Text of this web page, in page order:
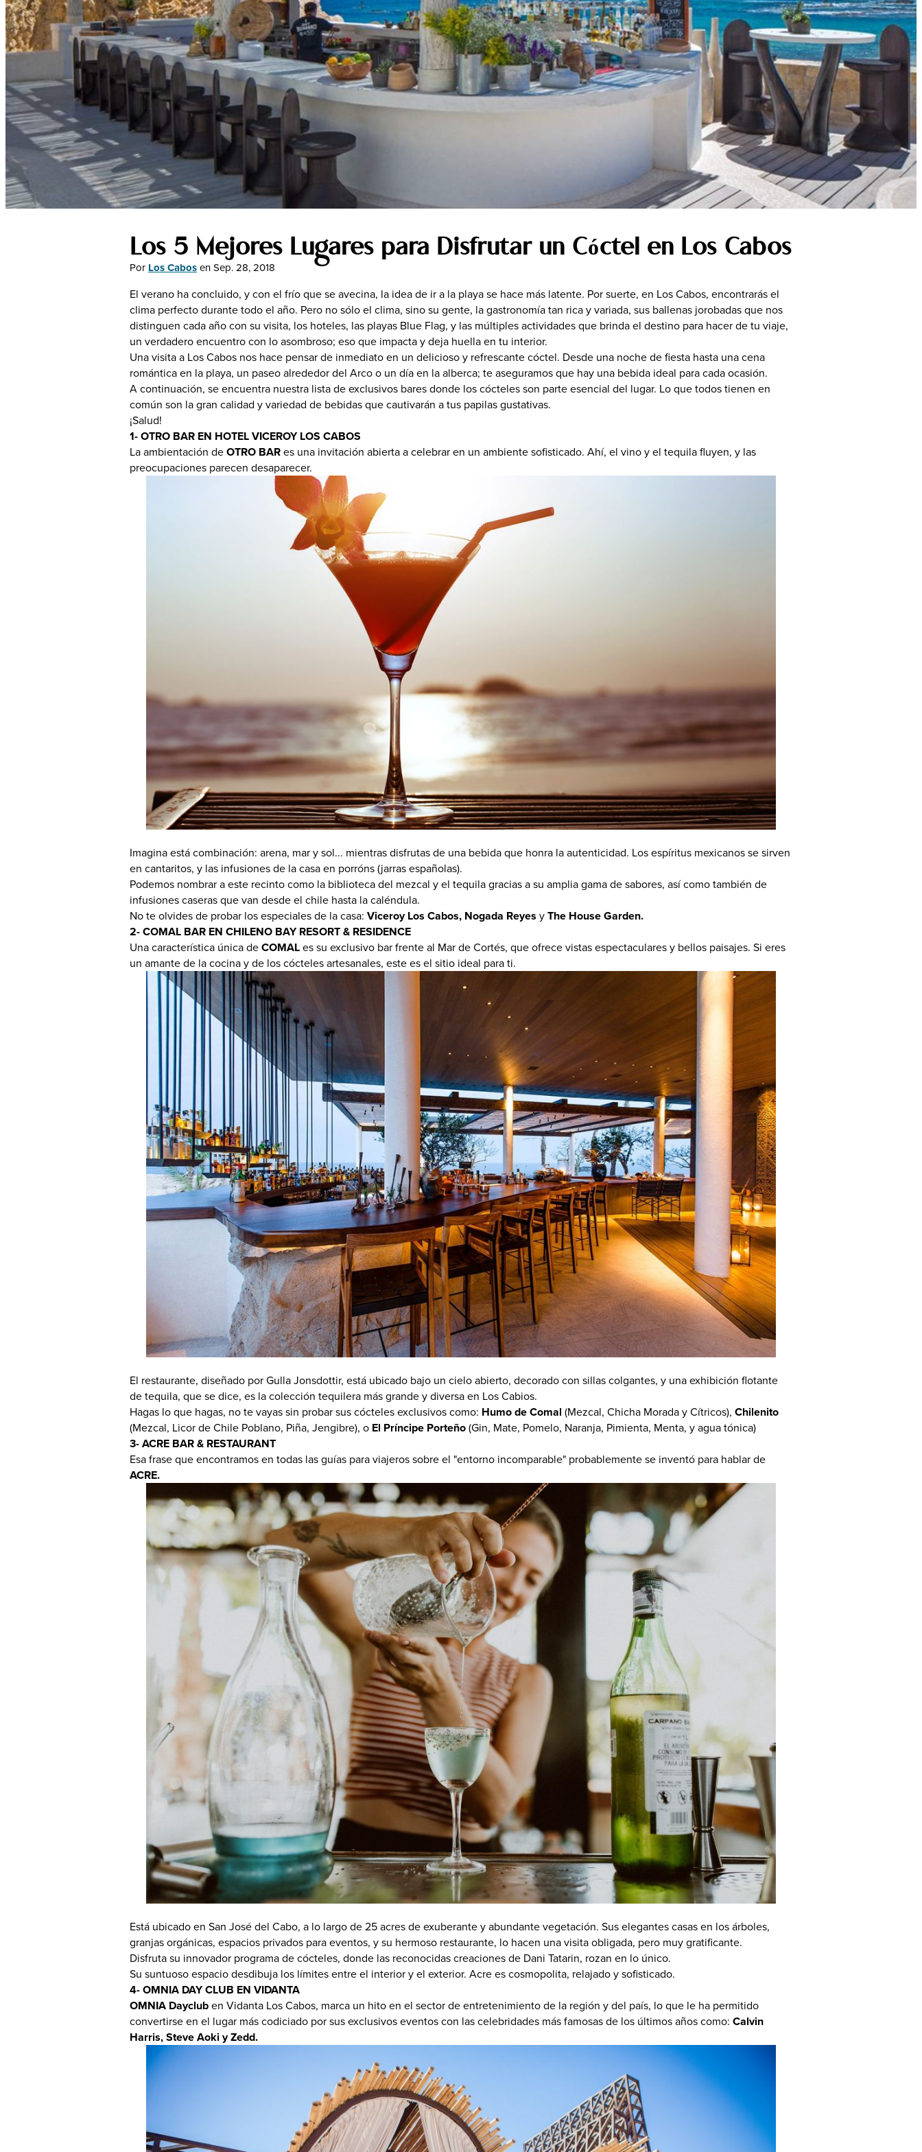
Lugares Para Visitar
Blogs Español
Reuniones
Bodas
Industria
LGBTQ+
Metaverso
Golf
REGÍSTRESE PARA
INSPIRACIÓN
Boletín
Informativo
REVISTA
Visit Los
Cabos
Los 5 Mejores Lugares para Disfrutar un Cóctel en Los Cabos
Por Los CabosenSep. 28, 2018
El verano ha concluido, y con el frío que se avecina, la idea de ir a la playa se hace más latente. Por suerte, en Los Cabos, encontrarás el
clima perfecto durante todo el año. Pero no sólo el clima, sino su gente, la gastronomía tan rica y variada, sus ballenas jorobadas que nos
distinguen cada año con su visita, los hoteles, las playas Blue Flag, y las múltiples actividades que brinda el destino para hacer de tu viaje,
un verdadero encuentro con lo asombroso; eso que impacta y deja huella en tu interior.
Una visita a Los Cabos nos hace pensar de inmediato en un delicioso y refrescante cóctel. Desde una noche de fiesta hasta una cena
romántica en la playa, un paseo alrededor del Arco o un día en la alberca; te aseguramos que hay una bebida ideal para cada ocasión.
A continuación, se encuentra nuestra lista de exclusivos bares donde los cócteles son parte esencial del lugar. Lo que todos tienen en
común son la gran calidad y variedad de bebidas que cautivarán a tus papilas gustativas.
¡Salud!
1- OTRO BAR EN HOTEL VICEROY LOS CABOS
La ambientación deOTRO BARes una invitación abierta a celebrar en un ambiente sofisticado. Ahí, el vino y el tequila fluyen, y las
preocupaciones parecen desaparecer.
Imagina está combinación: arena, mar y sol... mientras disfrutas de una bebida que honra la autenticidad. Los espíritus mexicanos se sirven
en cantaritos, y las infusiones de la casa en porróns (jarras españolas).
Podemos nombrar a este recinto como la biblioteca del mezcal y el tequila gracias a su amplia gama de sabores, así como también de
infusiones caseras que van desde el chile hasta la caléndula.
No te olvides de probar los especiales de la casa: Viceroy Los Cabos, Nogada Reyes yThe House Garden.
2- COMAL BAR EN CHILENO BAY RESORT & RESIDENCE
Una característica única deCOMALes su exclusivo bar frente al Mar de Cortés, que ofrece vistas espectaculares y bellos paisajes. Si eres
un amante de la cocina y de los cócteles artesanales, este es el sitio ideal para ti.
El restaurante, diseñado por Gulla Jonsdottir, está ubicado bajo un cielo abierto, decorado con sillas colgantes, y una exhibición flotante
de tequila, que se dice, es la colección tequilera más grande y diversa en Los Cabios.
Hagas lo que hagas, no te vayas sin probar sus cócteles exclusivos como: Humo de Comal (Mezcal, Chicha Morada y Cítricos), Chilenito
(Mezcal, Licor de Chile Poblano, Piña, Jengibre), o El Príncipe Porteño(Gin, Mate, Pomelo, Naranja, Pimienta, Menta, y agua tónica)
3- ACRE BAR & RESTAURANT
Esa frase que encontramos en todas las guías para viajeros sobre el "entorno incomparable" probablemente se inventó para hablar de
ACRE.
Está ubicado en San José del Cabo, a lo largo de 25 acres de exuberante y abundante vegetación. Sus elegantes casas en los árboles,
granjas orgánicas, espacios privados para eventos, y su hermoso restaurante, lo hacen una visita obligada, pero muy gratificante.
Disfruta su innovador programa de cócteles, donde las reconocidas creaciones de Dani Tatarin, rozan en lo único.
Su suntuoso espacio desdibuja los límites entre el interior y el exterior. Acre es cosmopolita, relajado y sofisticado.
4- OMNIA DAY CLUB EN VIDANTA
OMNIA Daycluben Vidanta Los Cabos, marca un hito en el sector de entretenimiento de la región y del país, lo que le ha permitido
convertirse en el lugar más codiciado por sus exclusivos eventos con las celebridades más famosas de los últimos años como: Calvin
Harris, Steve Aoki y Zedd.